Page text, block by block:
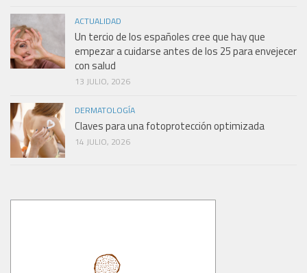
ACTUALIDAD
Un tercio de los españoles cree que hay que
empezar a cuidarse antes de los 25 para envejecer
con salud
13 JULIO, 2026
DERMATOLOGÍA
Claves para una fotoprotección optimizada
14 JULIO, 2026